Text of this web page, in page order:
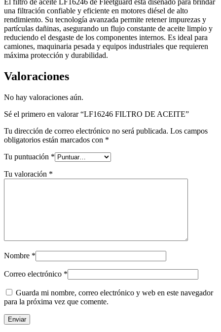
una filtración confiable y eficiente en motores diésel de alto
rendimiento. Su tecnología avanzada permite retener impurezas y
partículas dañinas, asegurando un flujo constante de aceite limpio y
reduciendo el desgaste de los componentes internos. Es ideal para
camiones, maquinaria pesada y equipos industriales que requieren
máxima protección y durabilidad.
Valoraciones
No hay valoraciones aún.
Sé el primero en valorar “LF16246 FILTRO DE ACEITE”
Tu dirección de correo electrónico no será publicada. Los campos
obligatorios están marcados con *
Tu puntuación *
Tu valoración *
Nombre *
Correo electrónico *
Guarda mi nombre, correo electrónico y web en este navegador
para la próxima vez que comente.